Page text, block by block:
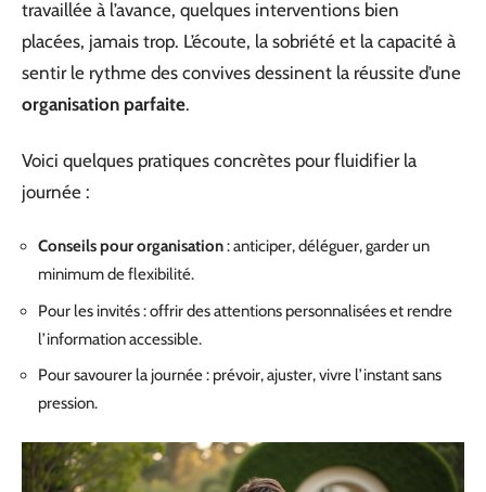
travaillée à l’avance, quelques interventions bien
placées, jamais trop. L’écoute, la sobriété et la capacité à
sentir le rythme des convives dessinent la réussite d’une
organisation parfaite.
Voici quelques pratiques concrètes pour fluidifier la
journée :
Conseils pour organisation: anticiper, déléguer, garder un
minimum de flexibilité.
Pour les invités : offrir des attentions personnalisées et rendre
l’information accessible.
Pour savourer la journée : prévoir, ajuster, vivre l’instant sans
pression.